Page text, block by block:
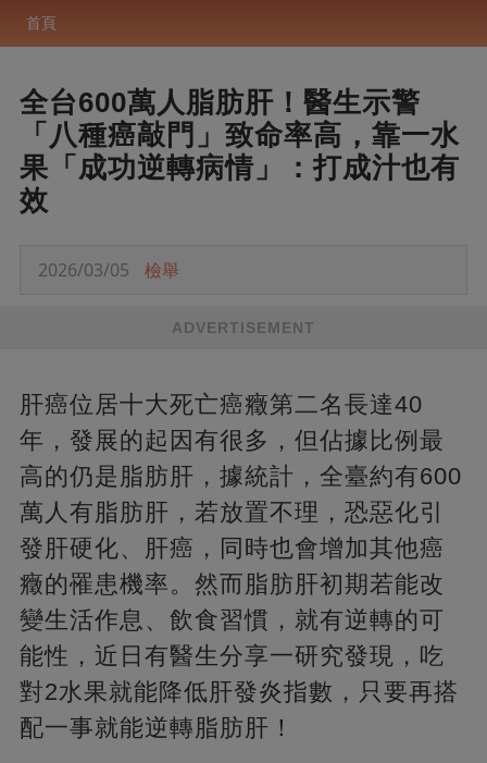
首頁
全台600萬人脂肪肝！醫生示警
「八種癌敲門」致命率高，靠一水
果「成功逆轉病情」：打成汁也有
效
2026/03/05 檢舉
ADVERTISEMENT
肝癌位居十大死亡癌癥第二名長達40
年，發展的起因有很多，但佔據比例最
高的仍是脂肪肝，據統計，全臺約有600
萬人有脂肪肝，若放置不理，恐惡化引
發肝硬化、肝癌，同時也會增加其他癌
癥的罹患機率。然而脂肪肝初期若能改
變生活作息、飲食習慣，就有逆轉的可
能性，近日有醫生分享一研究發現，吃
對2水果就能降低肝發炎指數，只要再搭
配一事就能逆轉脂肪肝！